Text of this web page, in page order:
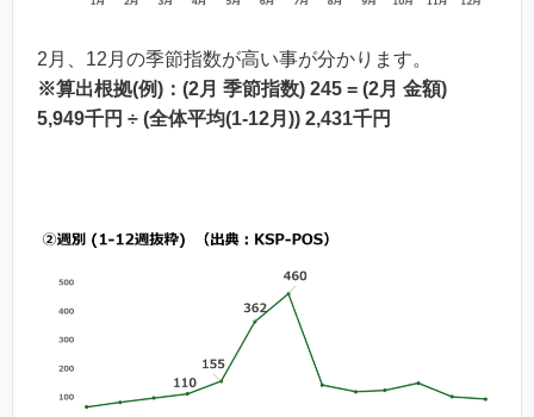
2月、12月の季節指数が高い事が分かります。
※算出根拠(例)：(2月 季節指数) 245 = (2月 金額)
5,949千円 ÷ (全体平均(1-12月)) 2,431千円